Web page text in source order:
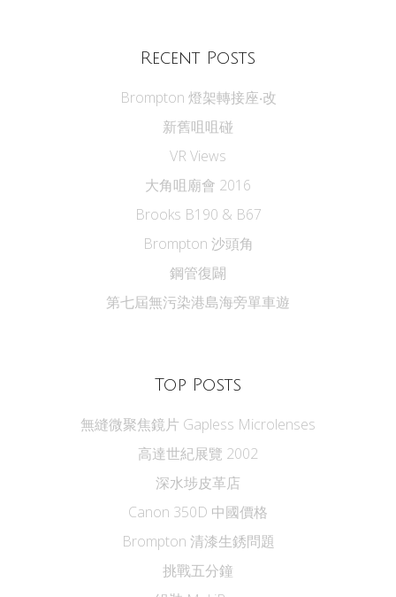
Recent Posts
Brompton 燈架轉接座‧改
新舊咀咀碰
VR Views
大角咀廟會 2016
Brooks B190 & B67
Brompton 沙頭角
鋼管復闢
第七屆無污染港島海旁單車遊
Top Posts
無縫微聚焦鏡片 Gapless Microlenses
高達世紀展覽 2002
深水埗皮革店
Canon 350D 中國價格
Brompton 清漆生銹問題
挑戰五分鐘